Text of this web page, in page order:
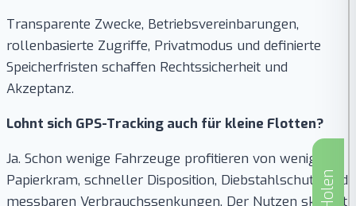
Transparente Zwecke, Betriebsvereinbarungen,
rollenbasierte Zugriffe, Privatmodus und definierte
Speicherfristen schaffen Rechtssicherheit und
Akzeptanz.
Lohnt sich GPS-Tracking auch für kleine Flotten?
Ja. Schon wenige Fahrzeuge profitieren von weniger
Papierkram, schneller Disposition, Diebstahlschutz und
messbaren Verbrauchssenkungen. Der Nutzen skaliert